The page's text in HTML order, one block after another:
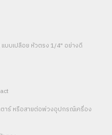
แบบเปลือย หัวตรง 1/4" อย่างดี
ตาร์ หรือสายต่อพ่วงอุปกรณ์เครื่อง